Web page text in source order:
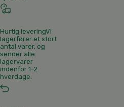
Hurtig leveringVi
lagerfører et stort
antal varer, og
sender alle
lagervarer
indenfor 1-2
hverdage.